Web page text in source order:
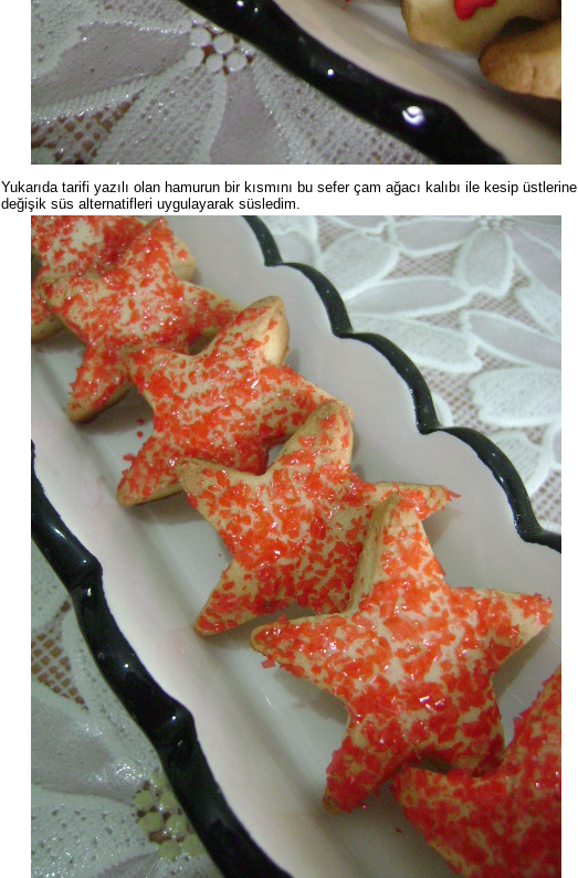
Yukarıda tarifi yazılı olan hamurun bir kısmını bu sefer çam ağacı kalıbı ile kesip üstlerine
değişik süs alternatifleri uygulayarak süsledim.